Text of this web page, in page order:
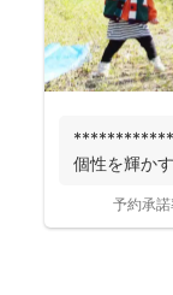
個性を輝か
予約承諾